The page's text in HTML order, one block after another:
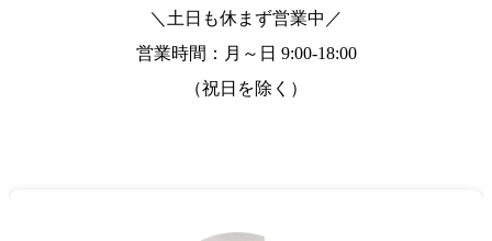
＼土日も休まず営業中／
営業時間：月～日 9:00-18:00
（祝日を除く）